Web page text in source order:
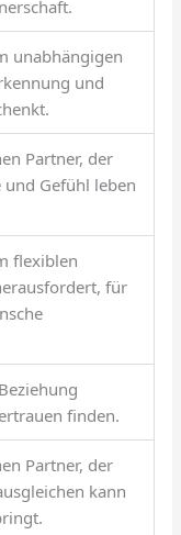
unabhängigen
und
Partner, der
Gefühl leben
flexiblen
für
finden.
Partner, der
kann